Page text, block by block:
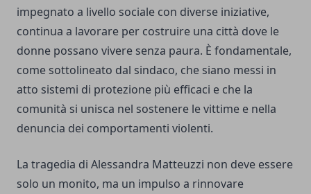
impegnato a livello sociale con diverse iniziative,
continua a lavorare per costruire una città dove le
donne possano vivere senza paura. È fondamentale,
come sottolineato dal sindaco, che siano messi in
atto sistemi di protezione più efficaci e che la
comunità si unisca nel sostenere le vittime e nella
denuncia dei comportamenti violenti.
La tragedia di Alessandra Matteuzzi non deve essere
solo un monito, ma un impulso a rinnovare